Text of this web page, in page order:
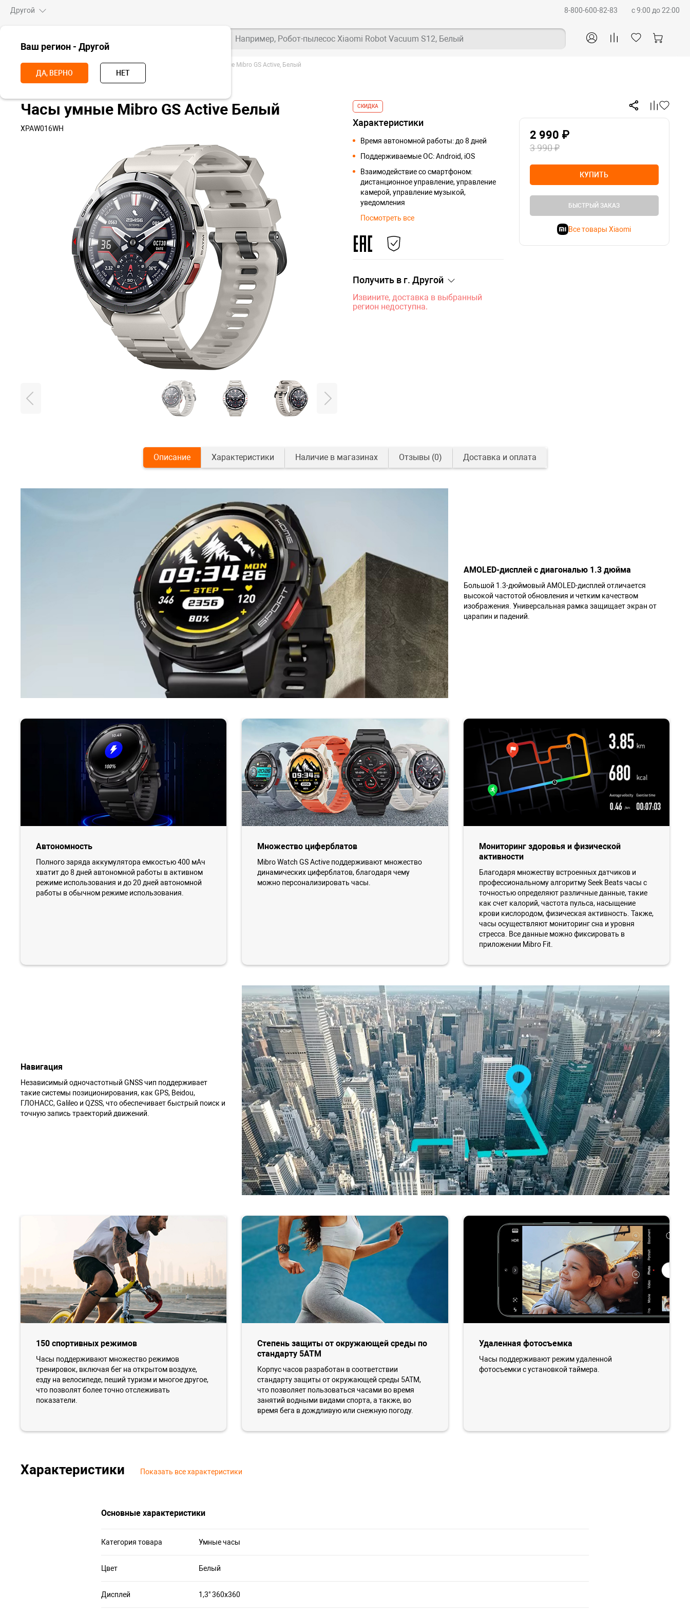
Другой
Ваш регион - Другой
ДА, ВЕРНО НЕТ
8-800-600-82-83 c 9:00 до 22:00
Например, Робот-пылесос Xiaomi Robot Vacuum S12, Белый
Главная Носимые устройства Часы Часы умные Mibro GS Active, Белый
Часы умные Mibro GS Active Белый
XPAW016WH
СКИДКА
Характеристики
Время автономной работы: до 8 дней
Поддерживаемые ОС: Android, iOS
Взаимодействие со смартфоном:
дистанционное управление, управление
камерой, управление музыкой,
уведомления
Посмотреть все
Получить в г. Другой
Извините, доставка в выбранный
регион недоступна.
2 990 ₽
3 990 ₽
КУПИТЬ
БЫСТРЫЙ ЗАКАЗ
Все товары Xiaomi
Описание Характеристики Наличие в магазинах Отзывы (0) Доставка и оплата
AMOLED-дисплей с диагональю 1.3 дюйма
Большой 1.3-дюймовый AMOLED-дисплей отличается
высокой частотой обновления и четким качеством
изображения. Универсальная рамка защищает экран от
царапин и падений.
Автономность
Полного заряда аккумулятора емкостью 400 мАч
хватит до 8 дней автономной работы в активном
режиме использования и до 20 дней автономной
работы в обычном режиме использования.
Множество циферблатов
Mibro Watch GS Active поддерживают множество
динамических циферблатов, благодаря чему
можно персонализировать часы.
Мониторинг здоровья и физической
активности
Благодаря множеству встроенных датчиков и
профессиональному алгоритму Seek Beats часы с
точностью определяют различные данные, такие
как счет калорий, частота пульса, насыщение
крови кислородом, физическая активность. Также,
часы осуществляют мониторинг сна и уровня
стресса. Все данные можно фиксировать в
приложении Mibro Fit.
Навигация
Независимый одночастотный GNSS чип поддерживает
такие системы позиционирования, как GPS, Beidou,
ГЛОНАСС, Galileo и QZSS, что обеспечивает быстрый поиск и
точную запись траекторий движений.
150 спортивных режимов
Часы поддерживают множество режимов
тренировок, включая бег на открытом воздухе,
езду на велосипеде, пеший туризм и многое другое,
что позволят более точно отслеживать
показатели.
Степень защиты от окружающей среды по
стандарту 5ATM
Корпус часов разработан в соответствии
стандарту защиты от окружающей среды 5ATM,
что позволяет пользоваться часами во время
занятий водными видами спорта, а также, во
время бега в дождливую или снежную погоду.
Удаленная фотосъемка
Часы поддерживают режим удаленной
фотосъемки с установкой таймера.
Характеристики Показать все характеристики
Основные характеристики
Категория товара Умные часы
Цвет Белый
Дисплей 1,3" 360x360